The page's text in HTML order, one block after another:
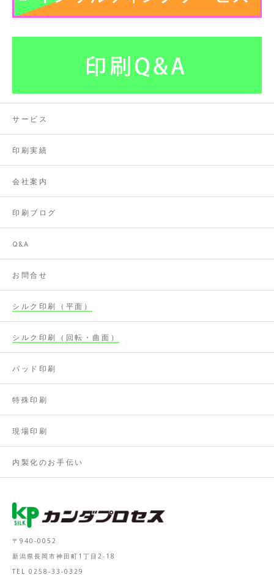
サービス
印刷実績
会社案内
印刷ブログ
Q&A
お問合せ
シルク印刷（平面）
シルク印刷（回転・曲面）
パッド印刷
特殊印刷
現場印刷
内製化のお手伝い
〒940-0052
新潟県長岡市神田町1丁目2-18
TEL 0258-33-0329